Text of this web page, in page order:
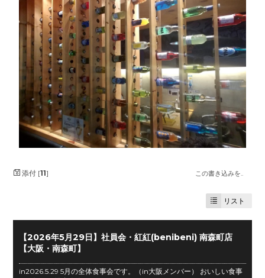
添付 [11] この書き込みを..
リスト
【2026年5月29日】社員会・紅紅(benibeni) 南森町店
【大阪・南森町】
in2026.5.29 5月の全体食事会です。（in大阪メンバー） おいしい食事